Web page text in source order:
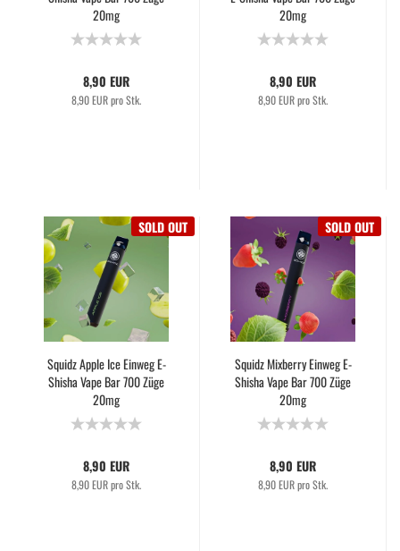
20mg
8,90 EUR
8,90 EUR pro Stk.
20mg
8,90 EUR
8,90 EUR pro Stk.
SOLD OUT
Squidz Apple Ice Einweg E-
Shisha Vape Bar 700 Züge
20mg
8,90 EUR
8,90 EUR pro Stk.
SOLD OUT
Squidz Mixberry Einweg E-
Shisha Vape Bar 700 Züge
20mg
8,90 EUR
8,90 EUR pro Stk.